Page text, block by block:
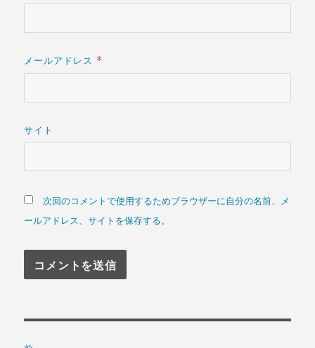
メールアドレス *
サイト
次回のコメントで使用するためブラウザーに自分の名前、メ
ールアドレス、サイトを保存する。